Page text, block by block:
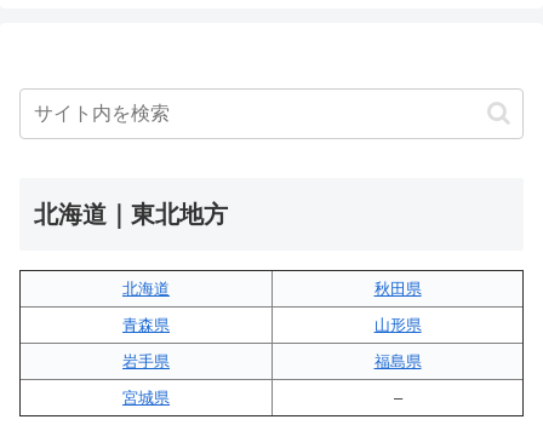
北海道｜東北地方
北海道
秋田県
青森県
山形県
岩手県
福島県
宮城県
–